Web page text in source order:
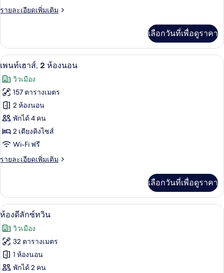
รายละเอียดเพิ่มเติม
ราย
เกี่ยว
กับ
Sapphire
เลือกวันที่เพื่อดูราคา
เปิด
ภาพถ่าย
ทั้งหมด
ของ
เพ
นท์
เฮา
ส์,
ห้อง
นอน
เครื่องนอนระดับพรีเมียม, มินิบาร์, ตู้นิ
7
เพนท์เฮาส์, 2 ห้องนอน
วิวเมือง
157 ตารางเมตร
2 ห้องนอน
พักได้ 4 คน
2 เตียงคิงไซส์
Wi-Fi ฟรี
รายละเอียดเพิ่มเติม
ราย
เกี่ยว
กับ
เพ
เฮา
ส์,
ห้อง
นอน
เลือกวันที่เพื่อดูราคา
เปิด
ภาพถ่าย
ทั้งหมด
ของ
ห้อง
ห้องดีลักซ์ทวิน | เครื่องนอนระดับพรีเ
6
ห้องดีลักซ์ทวิน
วิวเมือง
32 ตารางเมตร
1 ห้องนอน
พักได้ 2 คน